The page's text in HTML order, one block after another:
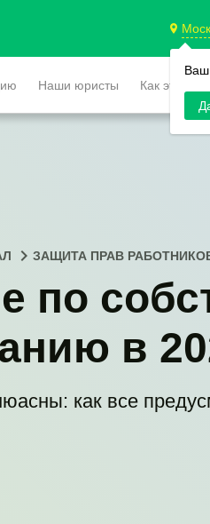
Ваш
Наши юристы Как это
ЗАЩИТА ПРАВ
по
в
как все